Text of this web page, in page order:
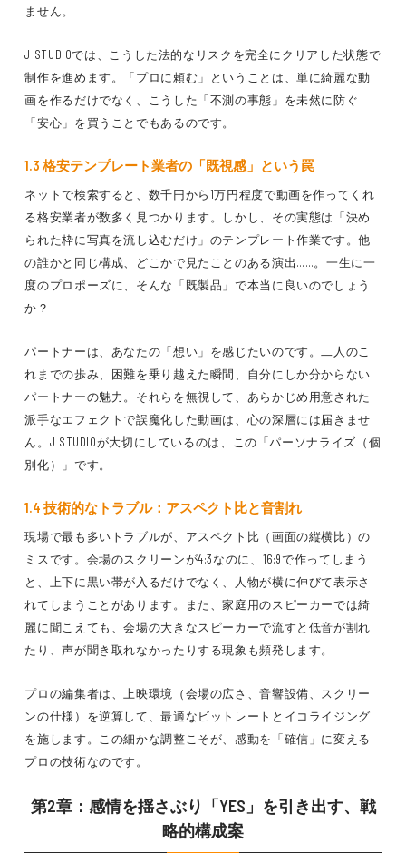
ません。
J STUDIOでは、こうした法的なリスクを完全にクリアした状態で
制作を進めます。「プロに頼む」ということは、単に綺麗な動
画を作るだけでなく、こうした「不測の事態」を未然に防ぐ
「安心」を買うことでもあるのです。
1.3 格安テンプレート業者の「既視感」という罠
ネットで検索すると、数千円から1万円程度で動画を作ってくれ
る格安業者が数多く見つかります。しかし、その実態は「決め
られた枠に写真を流し込むだけ」のテンプレート作業です。他
の誰かと同じ構成、どこかで見たことのある演出……。一生に一
度のプロポーズに、そんな「既製品」で本当に良いのでしょう
か？
パートナーは、あなたの「想い」を感じたいのです。二人のこ
れまでの歩み、困難を乗り越えた瞬間、自分にしか分からない
パートナーの魅力。それらを無視して、あらかじめ用意された
派手なエフェクトで誤魔化した動画は、心の深層には届きませ
ん。J STUDIOが大切にしているのは、この「パーソナライズ（個
別化）」です。
1.4 技術的なトラブル：アスペクト比と音割れ
現場で最も多いトラブルが、アスペクト比（画面の縦横比）の
ミスです。会場のスクリーンが4:3なのに、16:9で作ってしまう
と、上下に黒い帯が入るだけでなく、人物が横に伸びて表示さ
れてしまうことがあります。また、家庭用のスピーカーでは綺
麗に聞こえても、会場の大きなスピーカーで流すと低音が割れ
たり、声が聞き取れなかったりする現象も頻発します。
プロの編集者は、上映環境（会場の広さ、音響設備、スクリー
ンの仕様）を逆算して、最適なビットレートとイコライジング
を施します。この細かな調整こそが、感動を「確信」に変える
プロの技術なのです。
第2章：感情を揺さぶり「YES」を引き出す、戦
略的構成案